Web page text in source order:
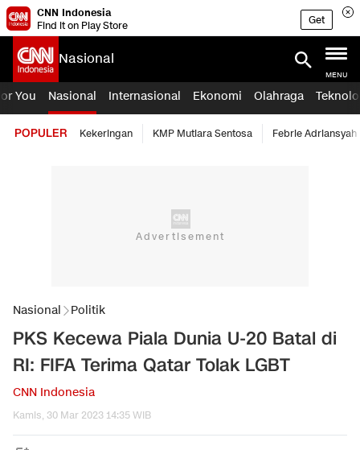
CNN Indonesia
Find it on Play Store
Get
Nasional
MENU
You Nasional Internasional Ekonomi Olahraga
POPULER Kekeringan KMP Mutiara Sentosa Febrie Adriansyah
Nasional Politik
PKS Kecewa Piala Dunia U-20 Batal di
RI: FIFA Terima Qatar Tolak LGBT
CNN Indonesia
Kamis, 30 Mar 2023 14:35 WIB